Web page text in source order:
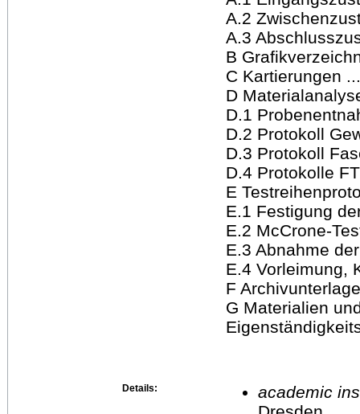
A.2
A.3
B
C Kartierungen
D
D.1
D.2 Protokoll
D.3 Protokoll
D.4 Protokolle
E
E.1 Festigung
E.2 McCrone-
E.3 Abnahme
E.4 Vorleimung,
F
G Materialien
Details:
academic